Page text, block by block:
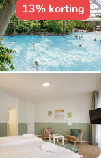
13% korting